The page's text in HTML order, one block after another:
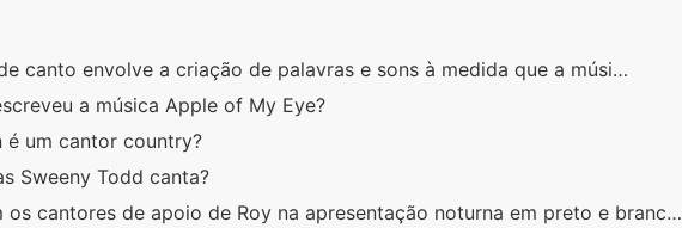
canto envolve a criação de palavras e sons à medida que a músi…
a música Apple of My Eye?
é um cantor country?
Sweeny Todd canta?
os cantores de apoio de Roy na apresentação noturna em preto e branc…